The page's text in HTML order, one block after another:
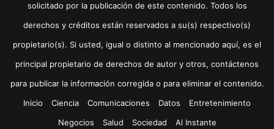
solicitado por la publicación de este contenido. Todos los
derechos y créditos están reservados a su(s) respectivo(s)
propietario(s). Si usted, igual o distinto al mencionado aquí, es el
principal propietario de derechos de autor y otros, contáctenos
para publicar la información corregida o para eliminar el contenido.
Inicio
Ciencia Comunicaciones Datos
Entretenimiento
Negocios
Salud Sociedad Al Instante